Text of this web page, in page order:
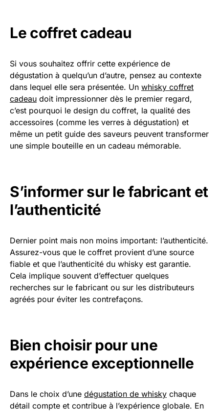
Le coffret cadeau
Si vous souhaitez offrir cette expérience de
dégustation à quelqu’un d’autre, pensez au contexte
dans lequel elle sera présentée. Un whisky coffret
cadeau doit impressionner dès le premier regard,
c’est pourquoi le design du coffret, la qualité des
accessoires (comme les verres à dégustation) et
même un petit guide des saveurs peuvent transformer
une simple bouteille en un cadeau mémorable.
S’informer sur le fabricant et
l’authenticité
Dernier point mais non moins important: l’authenticité.
Assurez-vous que le coffret provient d’une source
fiable et que l’authenticité du whisky est garantie.
Cela implique souvent d’effectuer quelques
recherches sur le fabricant ou sur les distributeurs
agréés pour éviter les contrefaçons.
Bien choisir pour une
expérience exceptionnelle
Dans le choix d’une dégustation de whisky chaque
détail compte et contribue à l’expérience globale. En